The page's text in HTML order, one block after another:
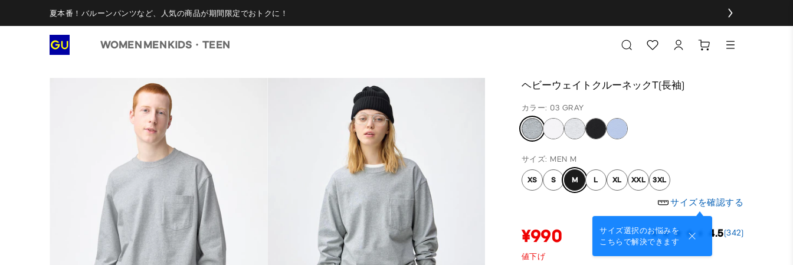
夏本番！バルーンパンツなど、人気の商品が期間限定でおトクに！
WOMEN MENKIDS・TEEN
ヘビーウェイトクルーネックT(長袖)
カラー: 03 GRAY
サイズ: MEN M
XS S M L XL XXL 3XL
サイズを確認する
サイズ選択のお悩みを
こちらで解決できます
¥990 4.5(342)
値下げ